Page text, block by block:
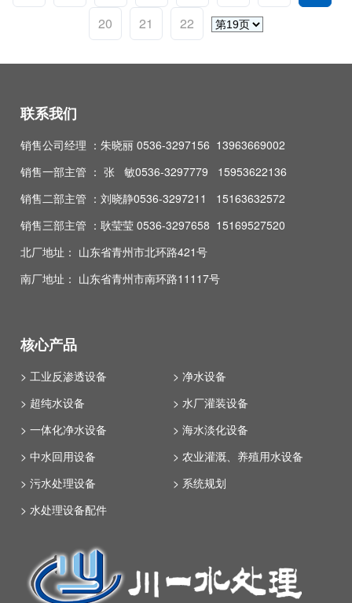
20
21 22
联系我们
销售公司经理 ：朱晓丽 0536-3297156 13963669002
销售一部主管 ： 张 敏0536-3297779 15953622136
销售二部主管 ：刘晓静0536-3297211 15163632572
销售三部主管 ：耿莹莹 0536-3297658 15169527520
北厂地址： 山东省青州市北环路421号
南厂地址： 山东省青州市南环路11117号
核心产品
> 工业反渗透设备
> 净水设备
> 超纯水设备
> 水厂灌装设备
> 一体化净水设备
> 海水淡化设备
> 中水回用设备
> 农业灌溉、养殖用水设备
> 污水处理设备
> 系统规划
> 水处理设备配件